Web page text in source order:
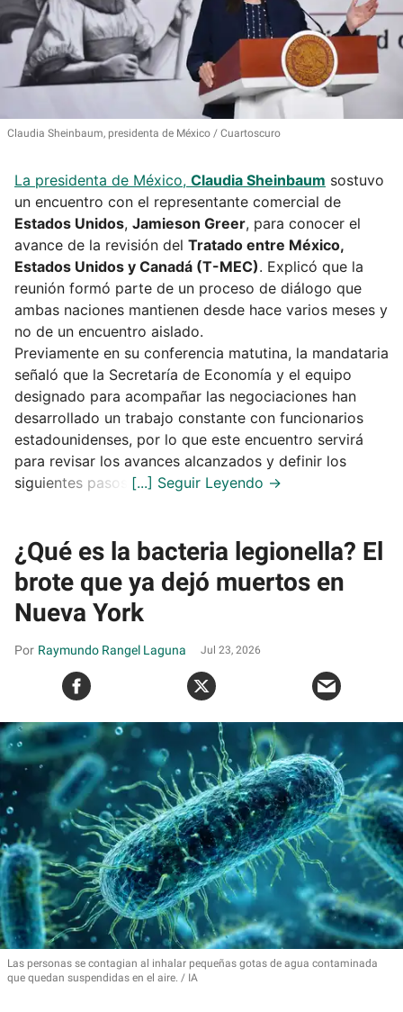
Claudia Sheinbaum, presidenta de México Cuartoscuro
La presidenta de México, Claudia Sheinbaum sostuvo
un encuentro con el representante comercial de
Estados Unidos, Jamieson Greer, para conocer el
avance de la revisión del Tratado entre México,
Estados Unidos y Canadá (T-MEC). Explicó que la
reunión formó parte de un proceso de diálogo que
ambas naciones mantienen desde hace varios meses y
no de un encuentro aislado.
Previamente en su conferencia matutina, la mandataria
señaló que la Secretaría de Economía y el equipo
designado para acompañar las negociaciones han
desarrollado un trabajo constante con funcionarios
estadounidenses, por lo que este encuentro servirá
para revisar los avances alcanzados y definir los
siguientes pasos.
¿Qué es la bacteria legionella? El
brote que ya dejó muertos en
Nueva York
Raymundo Rangel Laguna Jul 23, 2026
Las personas se contagian al inhalar pequeñas gotas de agua contaminada
que quedan suspendidas en el aire.
IA